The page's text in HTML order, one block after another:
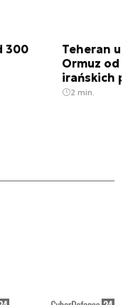
300
Teheran
Ormuz
irańskich
2 min.